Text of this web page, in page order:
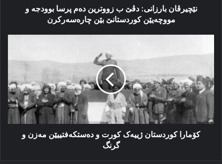
مووچه‌یێن
کوردستانێ
چاره‌سه‌رکرن
نێچیرڤان بارزانی: دڤێ ب زووترین ده‌م پرسا بوودجه‌ و
مووچه‌یێن کوردستانێ بێن چاره‌سه‌رکرن
کۆمارا
و
دەستکەفتییێن
مەزن
و
گرنگ
کۆمارا کوردستان ژییەک کورت و دەستکەفتییێن مەزن و
گرنگ